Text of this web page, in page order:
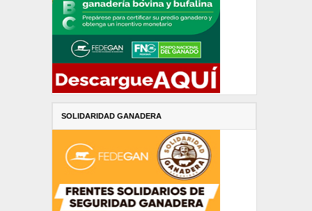
SOLIDARIDAD GANADERA